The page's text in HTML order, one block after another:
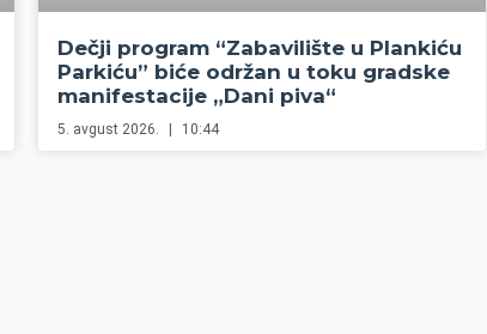
Dečji program “Zabavilište u Plankiću
Parkiću” biće održan u toku gradske
manifestacije „Dani piva“
5. avgust 2026. 10:44